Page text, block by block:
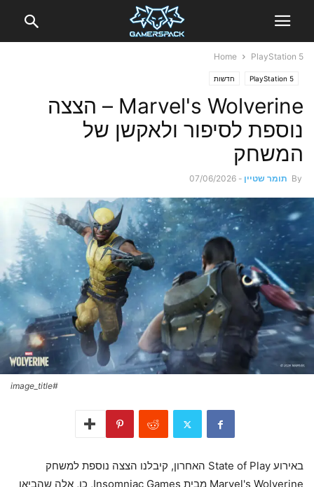
Home PlayStation 5
PlayStation 5 חדשות
Marvel's Wolverine – הצצה
נוספת לסיפור ולאקשן של
המשחק
By תומר שטיין -
07/06/2026
#image_title
באירוע State of Play האחרון, קיבלנו הצצה נוספת למשחק
Marvel's Wolverine מבית Insomniac Games, כן, אלה שהביאו